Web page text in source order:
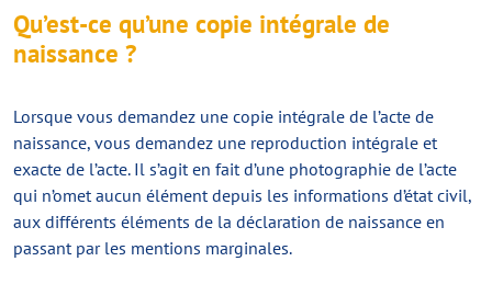
Qu’est-ce qu’une copie intégrale de
naissance ?
Lorsque vous demandez une copie intégrale de l’acte de
naissance, vous demandez une reproduction intégrale et
exacte de l’acte. Il s’agit en fait d’une photographie de l’acte
qui n’omet aucun élément depuis les informations d’état civil,
aux différents éléments de la déclaration de naissance en
passant par les mentions marginales.